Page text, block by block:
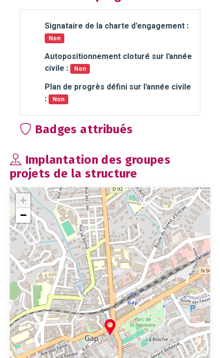
Signataire de la charte d'engagement :
Non
Autopositionnement cloturé sur l'année
civile :
Non
Plan de progrès défini sur l'année civile
:
Non
Badges attribués
Implantation des groupes
projets de la structure
+
−